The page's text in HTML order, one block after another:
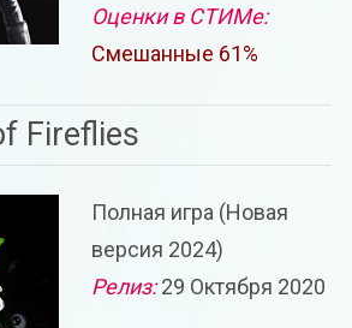
Оценки в СТИМе:
Смешанные 61%
Fireflies
Полная игра (Новая
версия 2024)
Релиз:29 Октября 2020